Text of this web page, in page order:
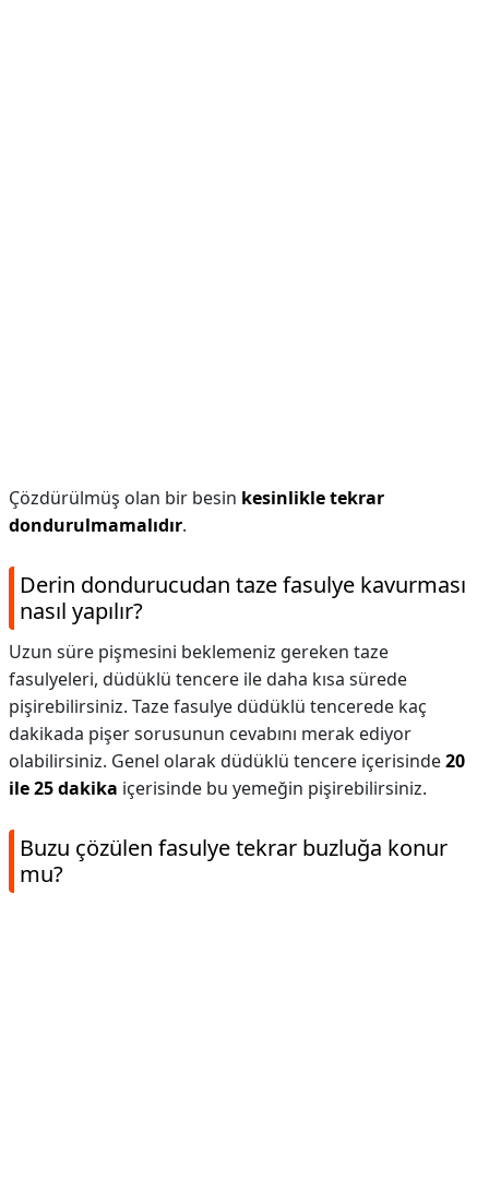
Çözdürülmüş olan bir besin kesinlikle tekrar
dondurulmamalıdır.
Derin dondurucudan taze fasulye kavurması
nasıl yapılır?
Uzun süre pişmesini beklemeniz gereken taze
fasulyeleri, düdüklü tencere ile daha kısa sürede
pişirebilirsiniz. Taze fasulye düdüklü tencerede kaç
dakikada pişer sorusunun cevabını merak ediyor
olabilirsiniz. Genel olarak düdüklü tencere içerisinde20
ile 25 dakika içerisinde bu yemeğin pişirebilirsiniz.
Buzu çözülen fasulye tekrar buzluğa konur
mu?